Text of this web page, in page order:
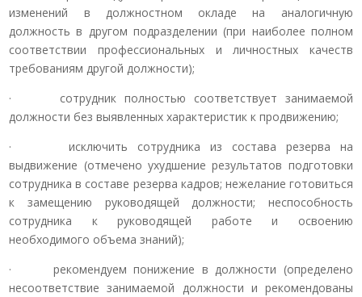
изменений в должностном окладе на аналогичную
должность в другом подразделении (при наиболее полном
соответствии профессиональных и личностных качеств
требованиям другой должности);
· сотрудник полностью соответствует занимаемой
должности без выявленных характеристик к продвижению;
· исключить сотрудника из состава резерва на
выдвижение (отмечено ухудшение результатов подготовки
сотрудника в составе резерва кадров; нежелание готовиться
к замещению руководящей должности; неспособность
сотрудника к руководящей работе и освоению
необходимого объема знаний);
· рекомендуем понижение в должности (определено
несоответствие занимаемой должности и рекомендованы